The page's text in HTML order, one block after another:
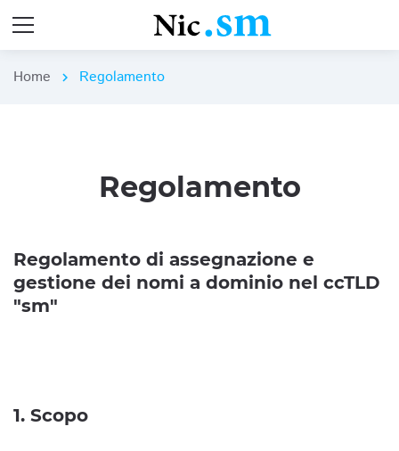
Home chevron_right Regolamento
Regolamento
Regolamento di assegnazione e
gestione dei nomi a dominio nel ccTLD
"sm"
1. Scopo